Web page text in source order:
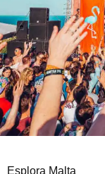
Esplora Malta